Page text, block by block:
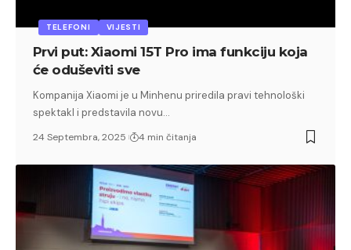
TELEFONI VIJESTI
Prvi put: Xiaomi 15T Pro ima funkciju koja
će oduševiti sve
Kompanija Xiaomi je u Minhenu priredila pravi tehnološki
spektakl i predstavila novu…
24 Septembra, 2025 4 min čitanja